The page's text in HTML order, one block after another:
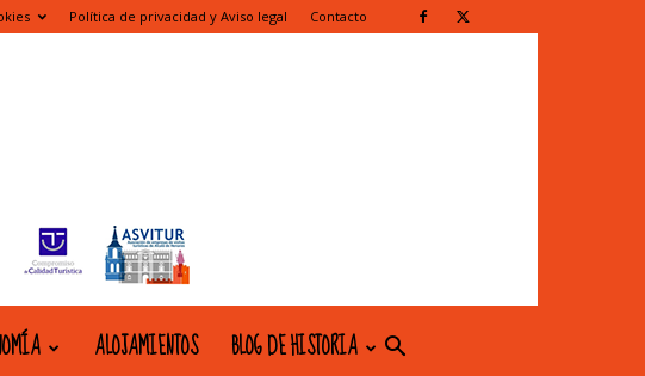
Política de privacidad y Aviso legal Contacto
ALOJAMIENTOS BLOG DE HISTORIA